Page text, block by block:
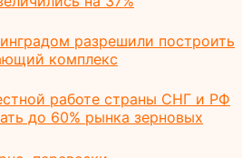
разрешили построить
комплекс
работе страны СНГ и РФ
до 60% рынка зерновых